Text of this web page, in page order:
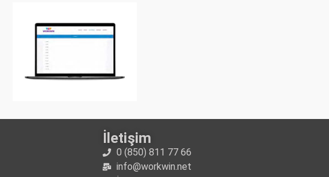
İletişim
0 (850) 811 77 66
info@workwin.net